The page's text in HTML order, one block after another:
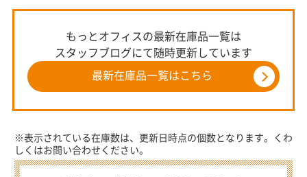
もっとオフィスの最新在庫品一覧は
スタッフブログにて随時更新しています
最新在庫品一覧はこちら
※表示されている在庫数は、更新日時点の個数となります。くわ
しくはお問い合わせください。